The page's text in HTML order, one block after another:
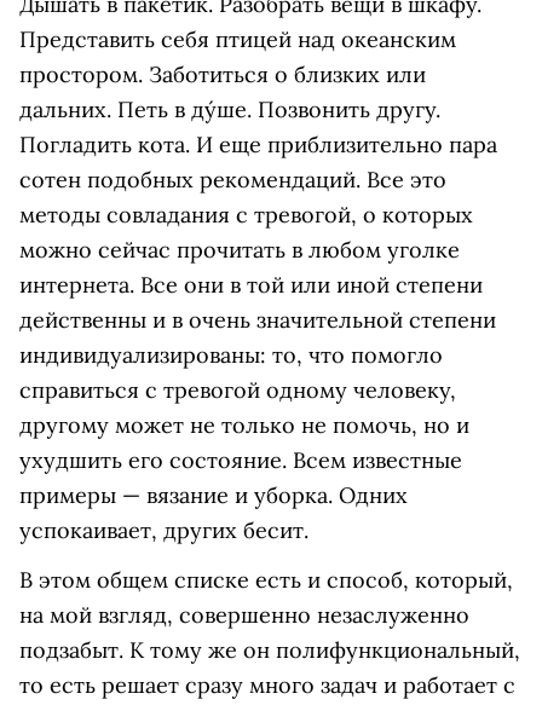
Представить себя птицей над океанским
простором. Заботиться о близких или
дальних. Петь в ду́ше. Позвонить другу.
Погладить кота. И еще приблизительно пара
сотен подобных рекомендаций. Все это
методы совладания с тревогой, о которых
можно сейчас прочитать в любом уголке
интернета. Все они в той или иной степени
действенны и в очень значительной степени
индивидуализированы: то, что помогло
справиться с тревогой одному человеку,
другому может не только не помочь, но и
ухудшить его состояние. Всем известные
примеры — вязание и уборка. Одних
успокаивает, других бесит.
В этом общем списке есть и способ, который,
на мой взгляд, совершенно незаслуженно
подзабыт. К тому же он полифункциональный,
то есть решает сразу много задач и работает с